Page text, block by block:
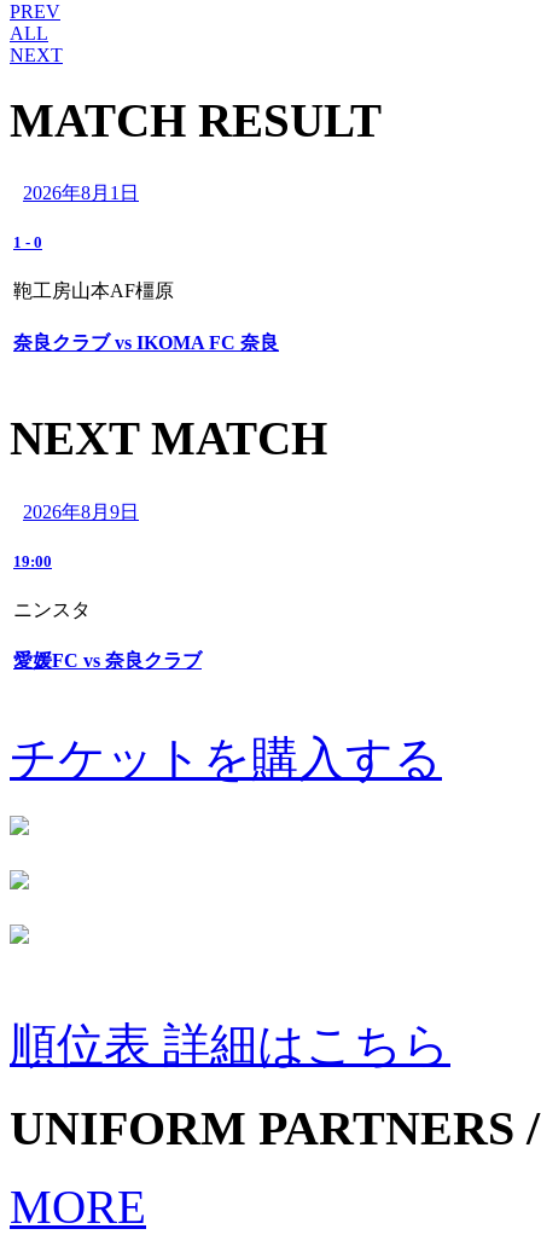
PREV
ALL
NEXT
MATCH RESULT
2026年8月1日
1 - 0
鞄工房山本AF橿原
奈良クラブ vs IKOMA FC 奈良
NEXT MATCH
2026年8月9日
19:00
ニンスタ
愛媛FC vs 奈良クラブ
チケットを購入する
順位表 詳細はこちら
UNIFORM PARTNERS
MORE